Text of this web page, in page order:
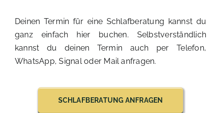
Deinen Termin für eine Schlafberatung kannst du
ganz einfach hier buchen. Selbstverständlich
kannst du deinen Termin auch per Telefon,
WhatsApp, Signal oder Mail anfragen.
SCHLAFBERATUNG ANFRAGEN